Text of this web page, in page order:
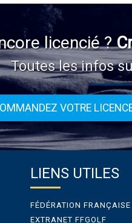
licencié ?
Toutes les infos
VOTRE
LIENS UTILES
FÉDÉRATION
EXTRANET FFGOLF